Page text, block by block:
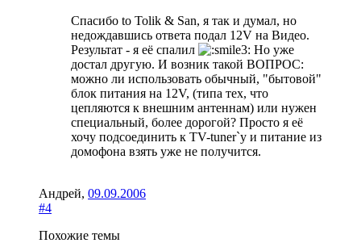
Спасибо to Tolik & San, я так и думал, но
недождавшись ответа подал 12V на Видео.
Результат - я её спалил
Но уже
достал другую. И возник такой ВОПРОС:
можно ли использовать обычный, "бытовой"
блок питания на 12V, (типа тех, что
цепляются к внешним антеннам) или нужен
специальный, более дорогой? Просто я её
хочу подсоединить к TV-tuner`у и питание из
домофона взять уже не получится.
Андрей, 09.09.2006
#4
Похожие темы